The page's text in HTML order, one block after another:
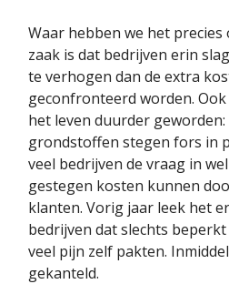
Waar hebben we het precies
zaak is dat bedrijven erin
te verhogen dan de extra
geconfronteerd worden.
het leven duurder
grondstoffen stegen fors in
veel bedrijven de vraag in
gestegen kosten kunnen
klanten. Vorig jaar leek het
bedrijven dat slechts
veel pijn zelf pakten.
gekanteld.